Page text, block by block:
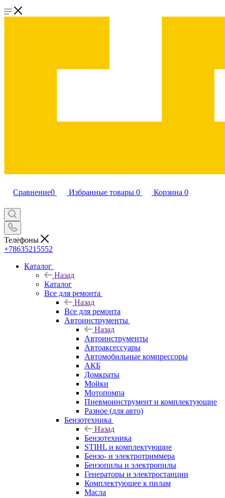
Сравнение0 Избранные товары 0 Корзина 0
Телефоны
+78635215552
Каталог
Назад
Каталог
Все для ремонта
Назад
Все для ремонта
Автоинструменты
Назад
Автоинструменты
Автоаксессуары
Автомобильные компрессоры
АКБ
Домкраты
Мойки
Мотопомпа
Пневмоинструмент и комплектующие
Разное (для авто)
Бензотехника
Назад
Бензотехника
STIHL и комплектующие
Бензо- и электротриммера
Бензопилы и электропилы
Генераторы и электростанции
Комплектующее к пилам
Масла